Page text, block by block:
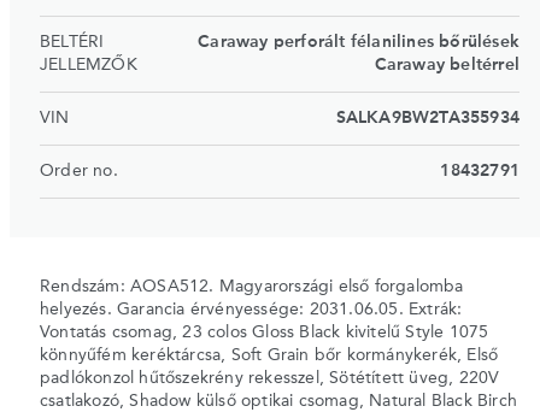
BELTÉRI
JELLEMZŐK
Caraway perforált félanilines bőrülések
Caraway beltérrel
VIN SALKA9BW2TA355934
Order no. 18432791
Rendszám: AOSA512. Magyarországi első forgalomba
helyezés. Garancia érvényessége: 2031.06.05. Extrák:
Vontatás csomag, 23 colos Gloss Black kivitelű Style 1075
könnyűfém keréktárcsa, Soft Grain bőr kormánykerék, Első
padlókonzol hűtőszekrény rekesszel, Sötétített üveg, 220V
csatlakozó, Shadow külső optikai csomag, Natural Black Birch